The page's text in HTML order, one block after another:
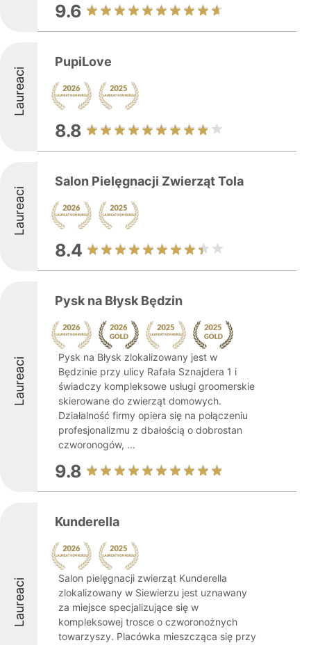
9.6
Laureaci
PupiLove
8.8
Laureaci
Salon Pielęgnacji Zwierząt Tola
8.4
Laureaci
Pysk na Błysk Będzin
Pysk na Błysk zlokalizowany jest w
Będzinie przy ulicy Rafała Sznajdera 1 i
świadczy kompleksowe usługi groomerskie
skierowane do zwierząt domowych.
Działalność firmy opiera się na połączeniu
profesjonalizmu z dbałością o dobrostan
czworonogów, ...
9.8
Laureaci
Kunderella
Salon pielęgnacji zwierząt Kunderella
zlokalizowany w Siewierzu jest uznawany
za miejsce specjalizujące się w
kompleksowej trosce o czworonożnych
towarzyszy. Placówka mieszcząca się przy